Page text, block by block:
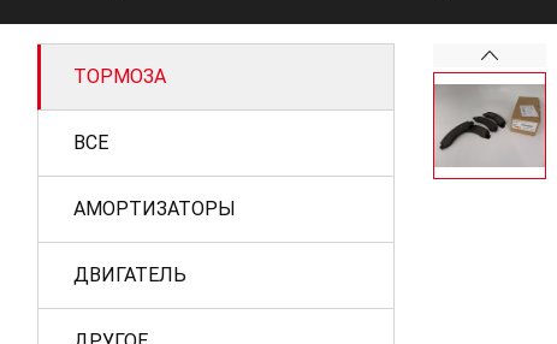
ТОРМОЗА
ВСЕ
АМОРТИЗАТОРЫ
ДВИГАТЕЛЬ